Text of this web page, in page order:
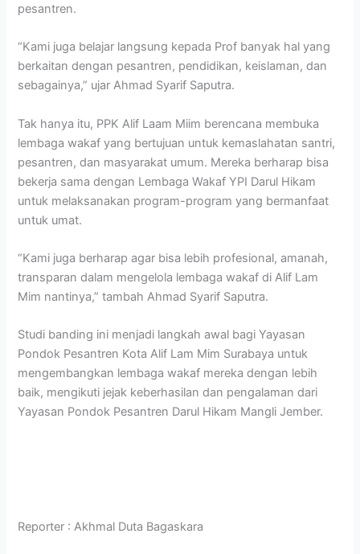
pesantren.
“Kami juga belajar langsung kepada Prof banyak hal yang
berkaitan dengan pesantren, pendidikan, keislaman, dan
sebagainya,” ujar Ahmad Syarif Saputra.
Tak hanya itu, PPK Alif Laam Miim berencana membuka
lembaga wakaf yang bertujuan untuk kemaslahatan santri,
pesantren, dan masyarakat umum. Mereka berharap bisa
bekerja sama dengan Lembaga Wakaf YPI Darul Hikam
untuk melaksanakan program-program yang bermanfaat
untuk umat.
“Kami juga berharap agar bisa lebih profesional, amanah,
transparan dalam mengelola lembaga wakaf di Alif Lam
Mim nantinya,” tambah Ahmad Syarif Saputra.
Studi banding ini menjadi langkah awal bagi Yayasan
Pondok Pesantren Kota Alif Lam Mim Surabaya untuk
mengembangkan lembaga wakaf mereka dengan lebih
baik, mengikuti jejak keberhasilan dan pengalaman dari
Yayasan Pondok Pesantren Darul Hikam Mangli Jember.
Reporter : Akhmal Duta Bagaskara